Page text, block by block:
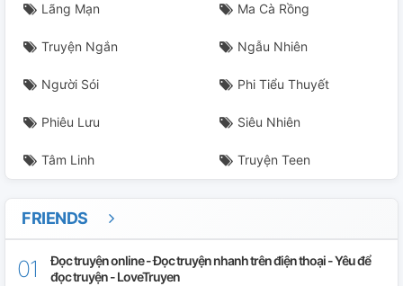
Lãng Mạn Ma Cà Rồng
Truyện Ngắn Ngẫu Nhiên
Người Sói Phi Tiểu Thuyết
Phiêu Lưu Siêu Nhiên
Tâm Linh Truyện Teen
FRIENDS
Đọc truyện online - Đọc truyện nhanh trên điện thoại - Yêu để
đọc truyện - LoveTruyen